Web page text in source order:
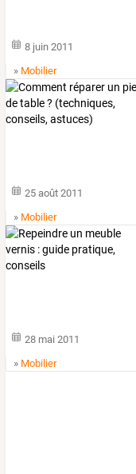
8 juin 2011
» Mobilier
25 août 2011
» Mobilier
28 mai 2011
» Mobilier